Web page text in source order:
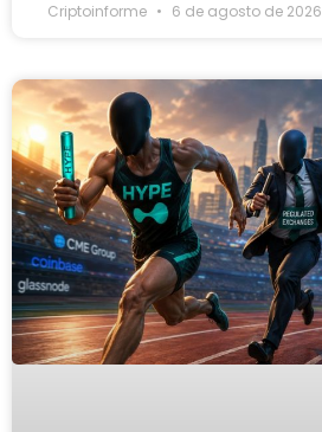
Criptoinforme 6 de agosto de 2026